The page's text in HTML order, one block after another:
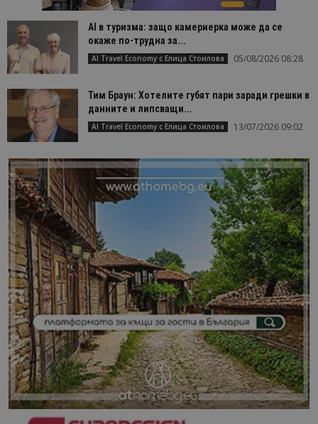
AI в туризма: защо камериерка може да се
окаже по-трудна за...
AI Travel Economy с Елица Стоилова 05/08/2026 08:28
Тим Браун: Хотелите губят пари заради грешки в
данните и липсващи...
AI Travel Economy с Елица Стоилова 13/07/2026 09:02